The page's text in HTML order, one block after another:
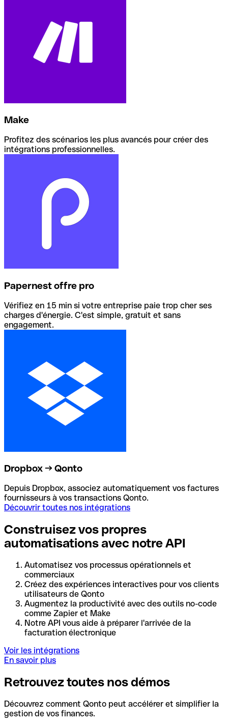
Make
Profitez des scénarios les plus avancés pour créer des
intégrations professionnelles.
Papernest offre pro
Vérifiez en 15 min si votre entreprise paie trop cher ses
charges d'énergie. C'est simple, gratuit et sans
engagement.
Dropbox → Qonto
Depuis Dropbox, associez automatiquement vos factures
fournisseurs à vos transactions Qonto.
Découvrir toutes nos intégrations
Construisez vos propres
automatisations avec notre API
Automatisez vos processus opérationnels et
commerciaux
Créez des expériences interactives pour vos clients
utilisateurs de Qonto
Augmentez la productivité avec des outils no-code
comme Zapier et Make
Notre API vous aide à préparer l'arrivée de la
facturation électronique
Voir les intégrations
En savoir plus
Retrouvez toutes nos démos
Découvrez comment Qonto peut accélérer et simplifier la
gestion de vos finances.